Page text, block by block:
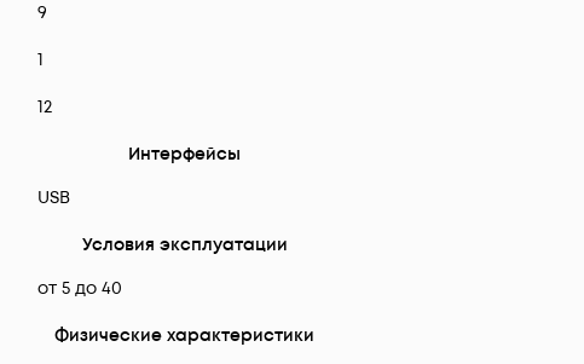
9
1
12
Интерфейсы
USB
Условия эксплуатации
от 5 до 40
Физические характеристики